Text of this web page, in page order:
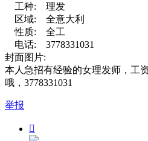
工种:
理发
区域:
全意大利
性质:
全工
电话:
3778331031
封面图片:
本人急招有经验的女理发师，工
哦，3778331031
举报
